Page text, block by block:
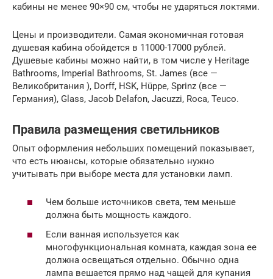
кабины не менее 90×90 см, чтобы не ударяться локтями.
Цены и производители. Самая экономичная готовая
душевая кабина обойдется в 11000-17000 рублей.
Душевые кабины можно найти, в том числе у Heritage
Bathrooms, Imperial Bathrooms, St. James (все —
Великобритания ), Dоrff, HSK, Hüppe, Sрrinz (все —
Германия), Glass, Jacob Dеlаfоn, Jacuzzi, Roca, Teuco.
Правила размещения светильников
Опыт оформления небольших помещений показывает,
что есть нюансы, которые обязательно нужно
учитывать при выборе места для установки ламп.
Чем больше источников света, тем меньше
должна быть мощность каждого.
Если ванная используется как
многофункциональная комната, каждая зона ее
должна освещаться отдельно. Обычно одна
лампа вешается прямо над чащей для купания